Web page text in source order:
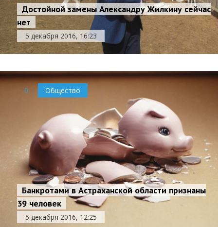
Достойной замены Александру Жилкину сейчас
нет
5 декабря 2016, 16:23
0 Общество
Банкротами в Астраханской области признаны
39 человек
5 декабря 2016, 12:25